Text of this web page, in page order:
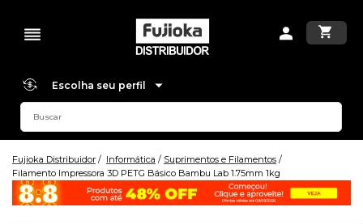
Escolha seu perfil
Fujioka Distribuidor Informática
Suprimentos e Filamentos
Filamento Impressora 3D PETG Básico Bambu Lab 1.75mm 1kg